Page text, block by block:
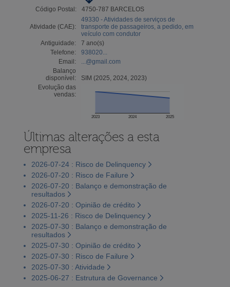
Código Postal: 4750-787 BARCELOS
Atividade (CAE):
49330 - Atividades de serviços de
transporte de passageiros, a pedido, em
veículo com condutor
Antiguidade:
7 ano(s)
Telefone:
938020...
Email:
...@gmail.com
Balanço
disponível:
SIM (2025, 2024, 2023)
Evolução das
vendas:
2023 2024 2025
Últimas alterações a esta
empresa
2026-07-24 : Risco de Delinquency
2026-07-20 : Risco de Failure
2026-07-20 : Balanço e demonstração de
resultados
2026-07-20 : Opinião de crédito
2025-11-26 : Risco de Delinquency
2025-07-30 : Balanço e demonstração de
resultados
2025-07-30 : Opinião de crédito
2025-07-30 : Risco de Failure
2025-07-30 : Atividade
2025-06-27 : Estrutura de Governance